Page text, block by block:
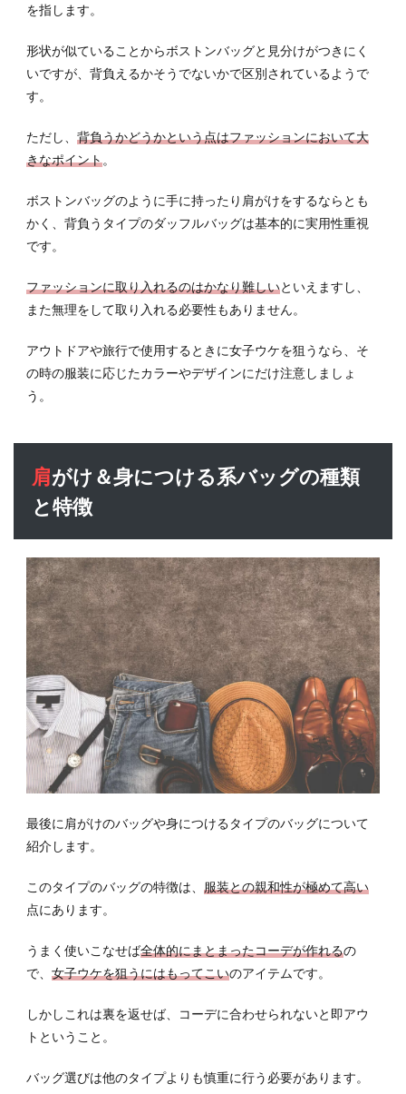
を指します。
形状が似ていることからボストンバッグと見分けがつきにく
いですが、背負えるかそうでないかで区別されているようで
す。
ただし、 背負うかどうかという点はファッションにおいて大
きなポイント。
ボストンバッグのように手に持ったり肩がけをするならとも
かく、背負うタイプのダッフルバッグは基本的に実用性重視
です。
ファッションに取り入れるのはかなり難しいといえますし、
また無理をして取り入れる必要性もありません。
アウトドアや旅行で使用するときに女子ウケを狙うなら、そ
の時の服装に応じたカラーやデザインにだけ注意しましょ
う。
肩がけ＆身につける系バッグの種類
と特徴
最後に肩がけのバッグや身につけるタイプのバッグについて
紹介します。
このタイプのバッグの特徴は、 服装との親和性が極めて高い
点にあります。
うまく使いこなせば全体的にまとまったコーデが作れるの
で、 女子ウケを狙うにはもってこいのアイテムです。
しかしこれは裏を返せば、コーデに合わせられないと即アウ
トということ。
バッグ選びは他のタイプよりも慎重に行う必要があります。